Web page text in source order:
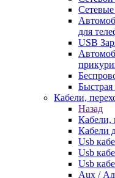
Сетевые
для
USB
Быстрая
Кабели,
Назад
Кабели,
Кабели
Usb
Usb
Usb
Aux /